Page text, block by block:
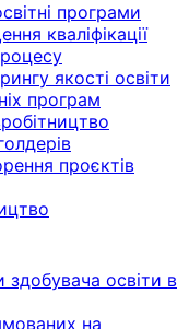
програми
кваліфікації
якості освіти
програм
проєктів
здобувача освіти в
на